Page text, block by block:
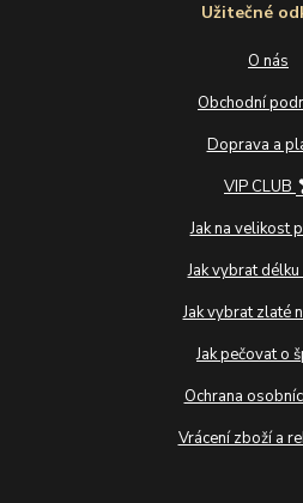
Užitečné
O nás
Obchodní
Doprava a
VIP CLUB
Jak na velikost
Jak vybrat
Jak vybrat zlaté
Jak pečovat o
Ochrana
Vrácení zboží a